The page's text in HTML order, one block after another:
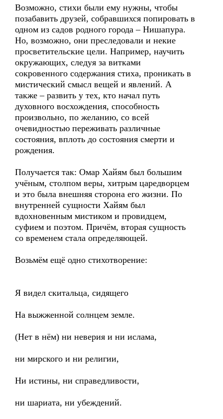
Возможно, стихи были ему нужны, чтобы
позабавить друзей, собравшихся попировать в
одном из садов родного города – Нишапура.
Но, возможно, они преследовали и некие
просветительские цели. Например, научить
окружающих, следуя за витками
сокровенного содержания стиха, проникать в
мистический смысл вещей и явлений. А
также – развить у тех, кто начал путь
духовного восхождения, способность
произвольно, по желанию, со всей
очевидностью переживать различные
состояния, вплоть до состояния смерти и
рождения.
Получается так: Омар Хайям был большим
учёным, столпом веры, хитрым царедворцем
и это была внешняя сторона его жизни. По
внутренней сущности Хайям был
вдохновенным мистиком и провидцем,
суфием и поэтом. Причём, вторая сущность
со временем стала определяющей.
Возьмём ещё одно стихотворение:
Я видел скитальца, сидящего
На выжженной солнцем земле.
(Нет в нём) ни неверия и ни ислама,
ни мирского и ни религии,
Ни истины, ни справедливости,
ни шариата, ни убеждений.